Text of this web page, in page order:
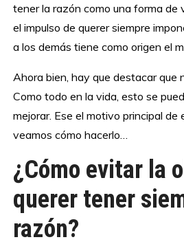
tener la razón como una forma de
el impulso de querer siempre
a los demás tiene como origen el
Ahora bien, hay que destacar que
Como todo en la vida, esto se
mejorar. Ese el motivo principal de
veamos cómo hacerlo…
¿Cómo evitar la
querer tener
razón?